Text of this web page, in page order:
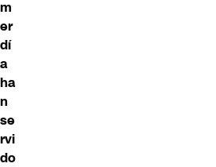
m
er
dí
a
ha
n
se
rvi
do